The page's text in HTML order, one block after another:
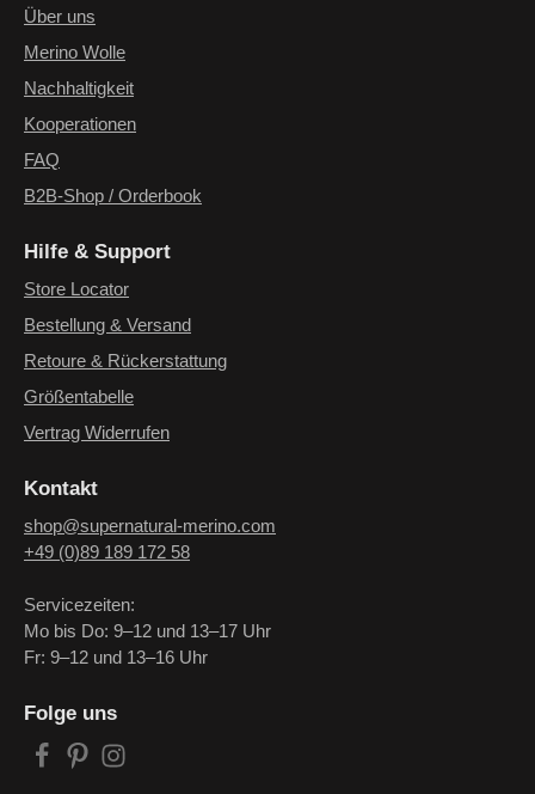
einverstanden.
Folge uns
Über uns
Merino Wolle
Nachhaltigkeit
Kooperationen
FAQ
B2B-Shop / Orderbook
Hilfe & Support
Store Locator
Bestellung & Versand
Retoure & Rückerstattung
Größentabelle
Vertrag Widerrufen
Kontakt
shop@supernatural-merino.com
+49 (0)89 189 172 58
Servicezeiten:
Mo bis Do: 9–12 und 13–17 Uhr
Fr: 9–12 und 13–16 Uhr